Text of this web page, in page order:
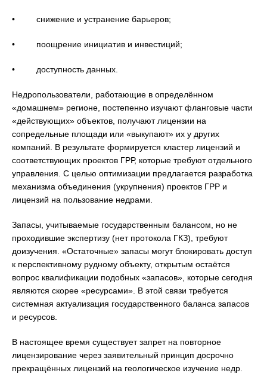
• снижение и устранение барьеров;
• поощрение инициатив и инвестиций;
• доступность данных.
Недропользователи, работающие в определённом
«домашнем» регионе, постепенно изучают фланговые части
«действующих» объектов, получают лицензии на
сопредельные площади или «выкупают» их у других
компаний. В результате формируется кластер лицензий и
соответствующих проектов ГРР, которые требуют отдельного
управления. С целью оптимизации предлагается разработка
механизма объединения (укрупнения) проектов ГРР и
лицензий на пользование недрами.
Запасы, учитываемые государственным балансом, но не
проходившие экспертизу (нет протокола ГКЗ), требуют
доизучения. «Остаточные» запасы могут блокировать доступ
к перспективному рудному объекту, открытым остаётся
вопрос квалификации подобных «запасов», которые сегодня
являются скорее «ресурсами». В этой связи требуется
системная актуализация государственного баланса запасов
и ресурсов.
В настоящее время существует запрет на повторное
лицензирование через заявительный принцип досрочно
прекращённых лицензий на геологическое изучение недр.